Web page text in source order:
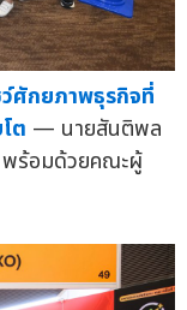
ศักยภาพธุรกิจที่
ต — นายสันติพล
พร้อมด้วยคณะผู้